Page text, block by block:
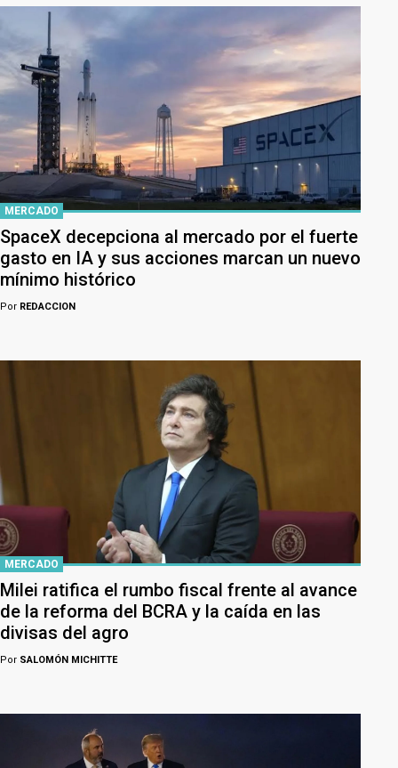
MERCADO
SpaceX decepciona al mercado por el fuerte
gasto en IA y sus acciones marcan un nuevo
mínimo histórico
Por REDACCION
MERCADO
Milei ratifica el rumbo fiscal frente al avance
de la reforma del BCRA y la caída en las
divisas del agro
Por SALOMÓN MICHITTE